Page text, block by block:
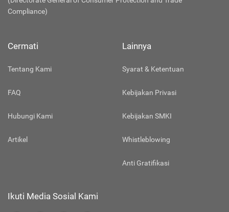
Compliance)
Cermati
Tentang Kami
FAQ
Hubungi Kami
Artikel
Lainnya
Syarat & Ketentuan
Kebijakan Privasi
Kebijakan SMKI
Whistleblowing
Anti Gratifikasi
Ikuti Media Sosial Kami